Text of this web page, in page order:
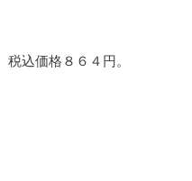
税込価格８６４円。